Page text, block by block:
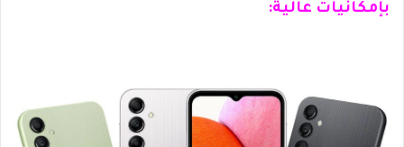
بإمكانيات عالية: